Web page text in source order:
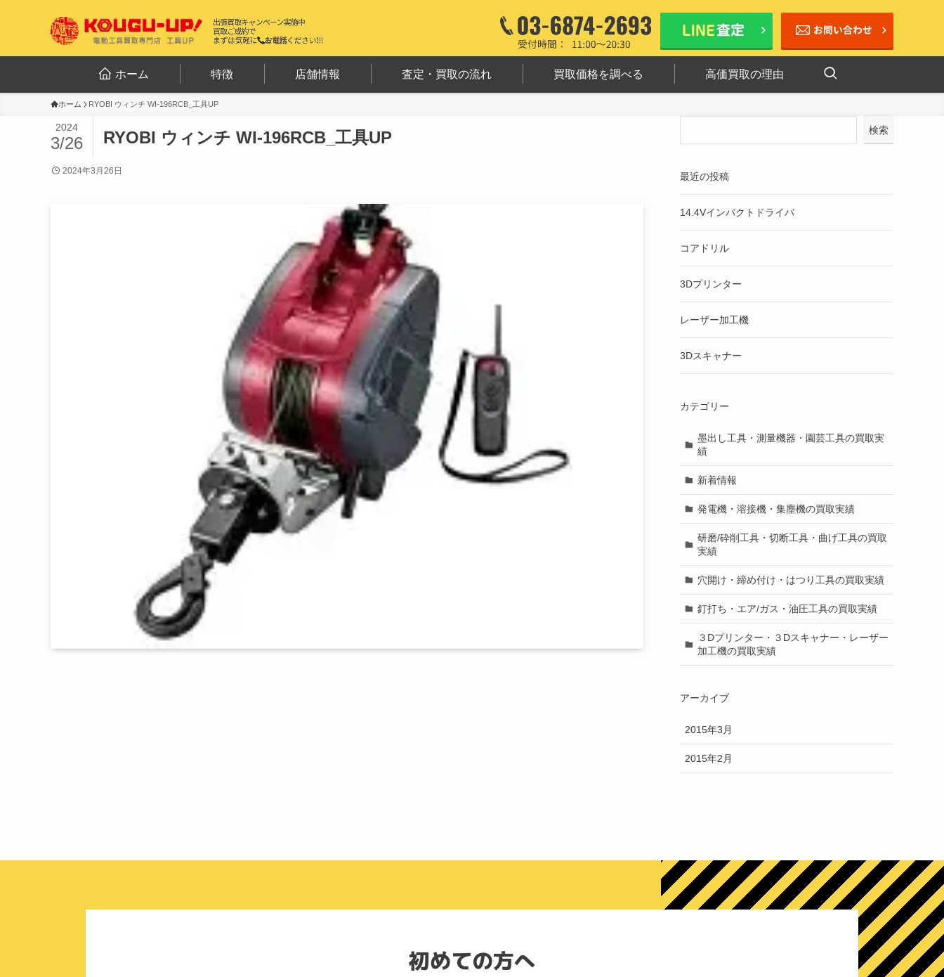
ホーム 特徴 店舗情報 査定・買取の流れ 買取価格を調べる 高価買取の理由
ホーム RYOBI ウィンチ WI-196RCB_工具UP
RYOBI ウィンチ WI-196RCB_工具UP
2024
3/26
2024年3月26日
検索
最近の投稿
14.4Vインバクトドライバ
コアドリル
3Dプリンター
レーザー加工機
3Dスキャナー
カテゴリー
墨出し工具・測量機器・園芸工具の買取実
績
新着情報
発電機・溶接機・集塵機の買取実績
研磨/砕削工具・切断工具・曲げ工具の買取
実績
穴開け・締め付け・はつり工具の買取実績
釘打ち・エア/ガス・油圧工具の買取実績
３Dプリンター・３Dスキャナー・レーザー
加工機の買取実績
アーカイブ
2015年3月
2015年2月
初めての方へ